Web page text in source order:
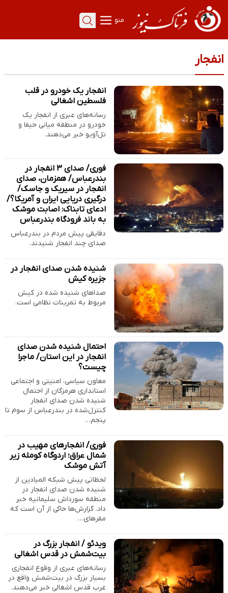
منو
انفجار
انفجار یک خودرو در قلب
فلسطین اشغالی
رسانه‌های عبری از انفجار یک
خودرو در منطقه میانی حیفا و
تل‌آویو خبر می‌دهند.
فوری/ صدای ۳ انفجار در
بندرعباس/ همزمان، صدای
انفجار در سیریک و جاسک/
درگیری دریایی ایران و آمریکا؟/
ادعای تابناک: اصابت موشک
به باند فرودگاه بندرعباس
دقایقی پیش مردم در بندرعباس
صدای چند انفجار شنیدند.
شنیده شدن صدای انفجار در
جزیره کیش
صداهای شنیده شده در کیش
مربوط به تمرینات نظامی است.
احتمال شنیده شدن صدای
انفجار در این استان/ ماجرا
چیست؟
معاون سیاسی، امنیتی و اجتماعی
استانداری هرمزگان از احتمال
شنیده شدن صدای انفجار
کنترل‌شده در بندرعباس از سوم تا
پنجم…
فوری/ انفجارهای مهیب در
شمال عراق؛ اردوگاه کومله زیر
آتش موشک
لحظاتی پیش شبکه المیادین از
شنیده شدن صدای انفجار در
منطقه سورداش سلیمانیه خبر
داد. گزارش‌ها حاکی از آن است که
مقرهای…
ویدئو / انفجار بزرگ در
بیت‌شمش در قدس اشغالی
رسانه‌های عبری از وقوع انفجاری
بسیار بزرگ در بیت‌شمش واقع در
غرب قدس اشغالی خبر می‌دهند.